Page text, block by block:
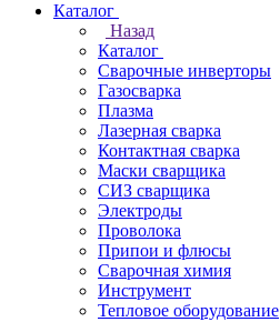
Каталог
Назад
Каталог
Сварочные инверторы
Газосварка
Плазма
Лазерная сварка
Контактная сварка
Маски сварщика
СИЗ сварщика
Электроды
Проволока
Припои и флюсы
Сварочная химия
Инструмент
Тепловое оборудование